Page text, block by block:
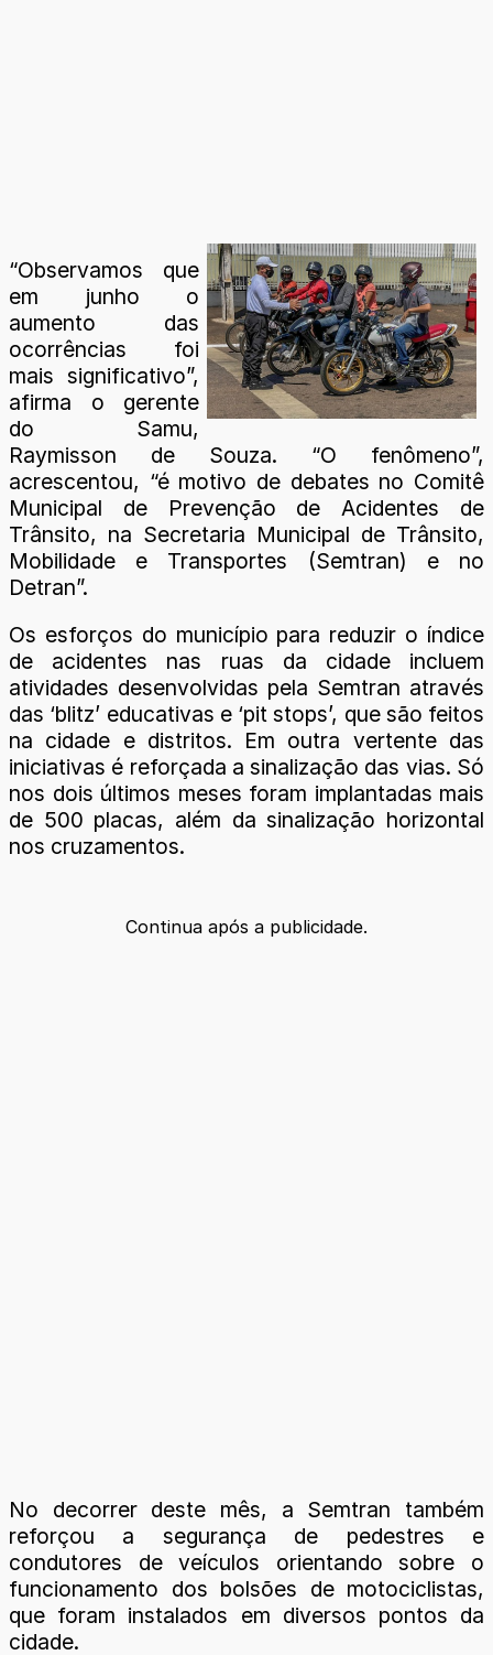
“Observamos que
em junho o
aumento das
ocorrências foi
mais significativo”,
afirma o gerente
do Samu,
Raymisson de Souza. “O fenômeno”,
acrescentou, “é motivo de debates no Comitê
Municipal de Prevenção de Acidentes de
Trânsito, na Secretaria Municipal de Trânsito,
Mobilidade e Transportes (Semtran) e no
Detran”.
Os esforços do município para reduzir o índice
de acidentes nas ruas da cidade incluem
atividades desenvolvidas pela Semtran através
das ‘blitz’ educativas e ‘pit stops’, que são feitos
na cidade e distritos. Em outra vertente das
iniciativas é reforçada a sinalização das vias. Só
nos dois últimos meses foram implantadas mais
de 500 placas, além da sinalização horizontal
nos cruzamentos.
Continua após a publicidade.
No decorrer deste mês, a Semtran também
reforçou a segurança de pedestres e
condutores de veículos orientando sobre o
funcionamento dos bolsões de motociclistas,
que foram instalados em diversos pontos da
cidade.